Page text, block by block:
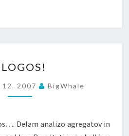
12. 2007 BigWhale
Delam analizo agregatov in